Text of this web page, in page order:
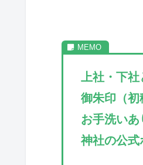
上社・下社
御朱印（初
お手洗いあ
神社の公